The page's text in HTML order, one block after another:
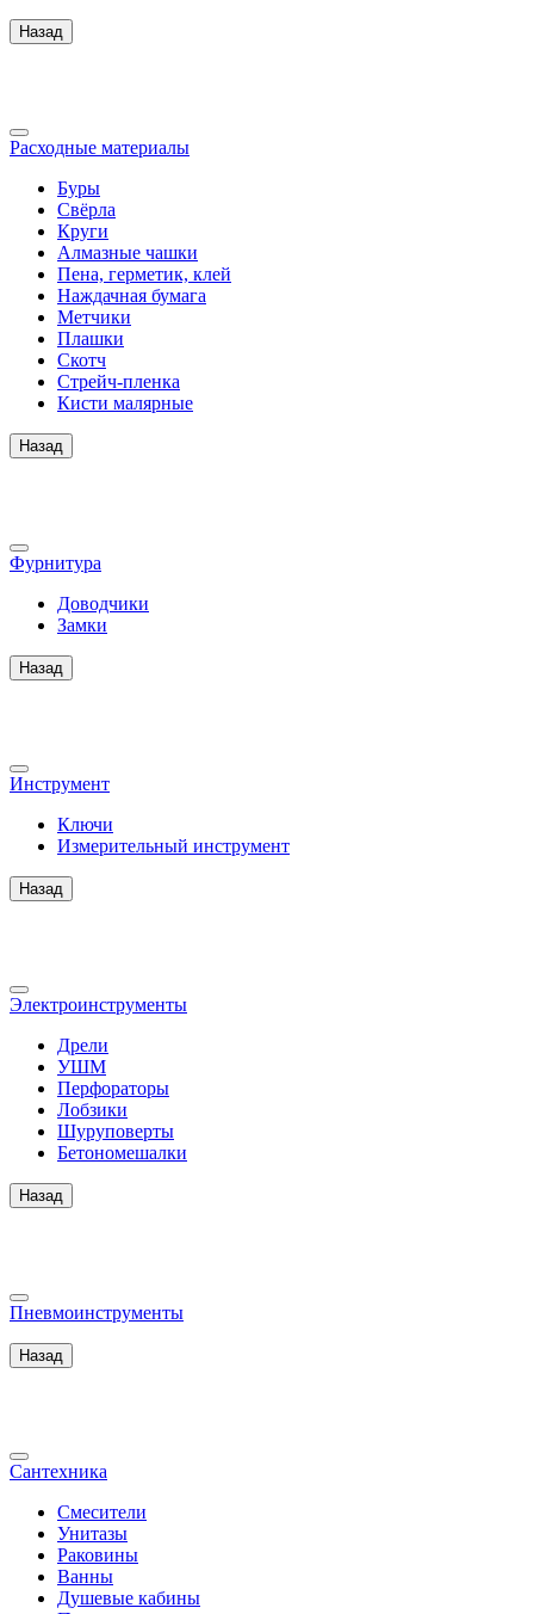
Назад
Расходные материалы
Буры
Свёрла
Круги
Алмазные чашки
Пена, герметик, клей
Наждачная бумага
Метчики
Плашки
Скотч
Стрейч-пленка
Кисти малярные
Назад
Фурнитура
Доводчики
Замки
Назад
Инструмент
Ключи
Измерительный инструмент
Назад
Электроинструменты
Дрели
УШМ
Перфораторы
Лобзики
Шуруповерты
Бетономешалки
Назад
Пневмоинструменты
Назад
Сантехника
Смесители
Унитазы
Раковины
Ванны
Душевые кабины